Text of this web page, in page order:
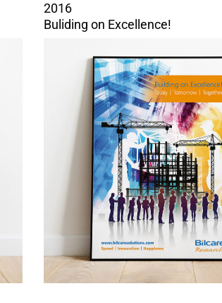
2016
Buliding on Excellence!